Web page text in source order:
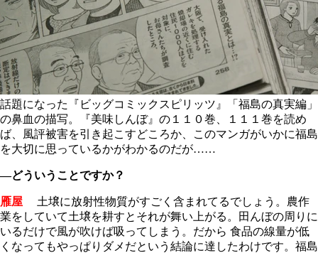
話題になった『ビッグコミックスピリッツ』「福島の真実編」
の鼻血の描写。『美味しんぼ』の１１０巻、１１１巻を読め
ば、風評被害を引き起こすどころか、このマンガがいかに福島
を大切に思っているかがわかるのだが……
―どういうことですか？
雁屋
土壌に放射性物質がすごく含まれてるでしょう。農作
業をしていて土壌を耕すとそれが舞い上がる。田んぼの周りに
いるだけで風が吹けば吸ってしまう。だから 食品の線量が低
くなってもやっぱりダメだという結論に達したわけです。福島